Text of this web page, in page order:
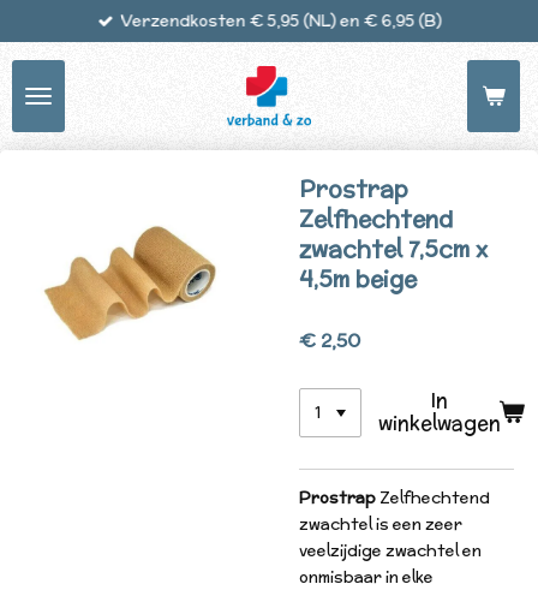
de
hoofdinhoud
Verzendkosten € 5,95 (NL) en € 6,95 (B)
Prostrap
Zelfhechtend
zwachtel 7,5cm x
4,5m beige
€ 2,50
In
winkelwagen
Prostrap Zelfhechtend
zwachtelis een zeer
veelzijdige zwachtel en
onmisbaar in elke